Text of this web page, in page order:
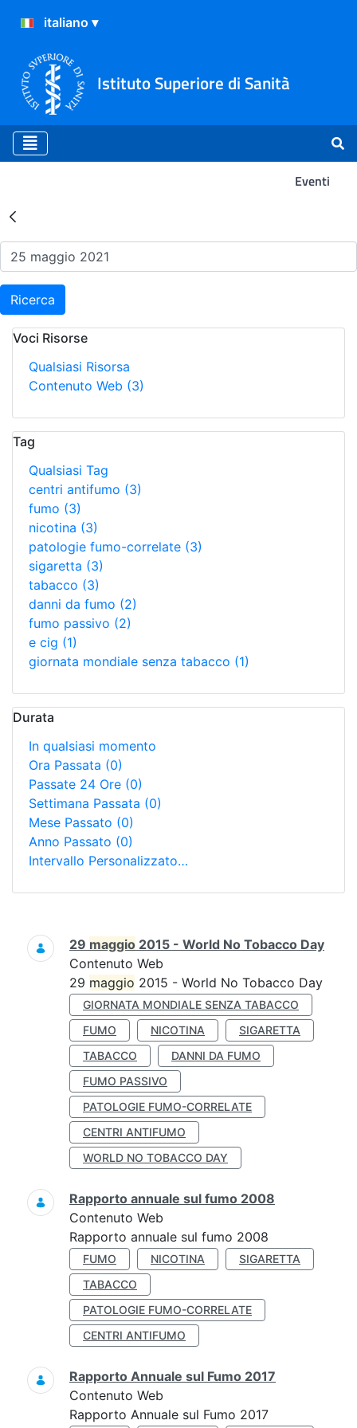
Istituto Superiore di Sanità
Eventi
Risultati della Ricerca -
Ricerca
Voci Risorse
Qualsiasi Risorsa
Contenuto Web (3)
Tag
Qualsiasi Tag
centri antifumo (3)
fumo (3)
nicotina (3)
patologie fumo-correlate (3)
sigaretta (3)
tabacco (3)
danni da fumo (2)
fumo passivo (2)
e cig (1)
giornata mondiale senza tabacco (1)
Durata
In qualsiasi momento
Ora Passata (0)
Passate 24 Ore (0)
Settimana Passata (0)
Mese Passato (0)
Anno Passato (0)
Intervallo Personalizzato…
Ricerca
29 maggio 2015 - World No Tobacco Day
Contenuto Web
29 maggio 2015 - World No Tobacco Day
GIORNATA MONDIALE SENZA TABACCO
FUMO
NICOTINA
SIGARETTA
TABACCO
DANNI DA FUMO
FUMO PASSIVO
PATOLOGIE FUMO-CORRELATE
CENTRI ANTIFUMO
WORLD NO TOBACCO DAY
Rapporto annuale sul fumo 2008
Contenuto Web
Rapporto annuale sul fumo 2008
FUMO NICOTINA
SIGARETTA
TABACCO
PATOLOGIE FUMO-CORRELATE
CENTRI ANTIFUMO
Rapporto Annuale sul Fumo 2017
Contenuto Web
Rapporto Annuale sul Fumo 2017